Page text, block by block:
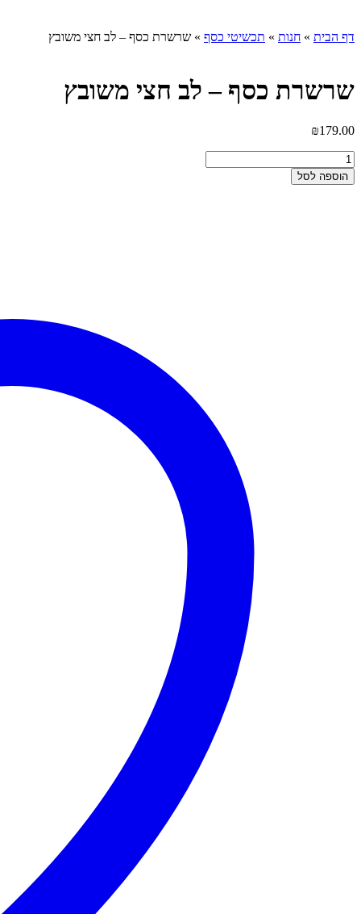
דף הבית » חנות » תכשיטי כסף » שרשרת כסף – לב חצי משובץ
שרשרת כסף – לב חצי משובץ
₪179.00
כמות
של
שרשרת
הוספה לסל